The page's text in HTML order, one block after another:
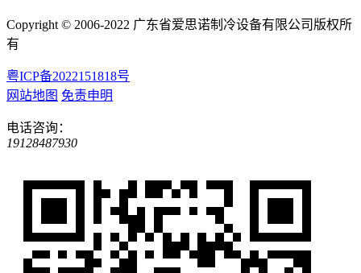
Copyright © 2006-2022 广东省爱思诺制冷设备有限公司版权所
有
粤ICP备2022151818号
网站地图 免责申明
电话咨询：
19128487930